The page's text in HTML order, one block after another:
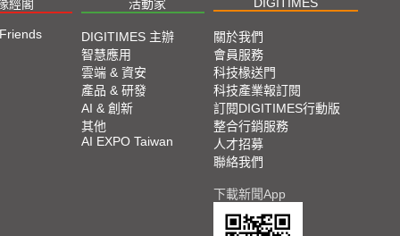
經閣 活動家
DIGITIMES 主辦
智慧應用
雲端 & 資安
產品 & 研發
AI & 創新
其他
AI EXPO Taiwan
關於我們
會員服務
科技椽送門
科技產業報訂閱
訂閱DIGITIMES行動版
整合行銷服務
人才招募
聯絡我們
下載新聞App